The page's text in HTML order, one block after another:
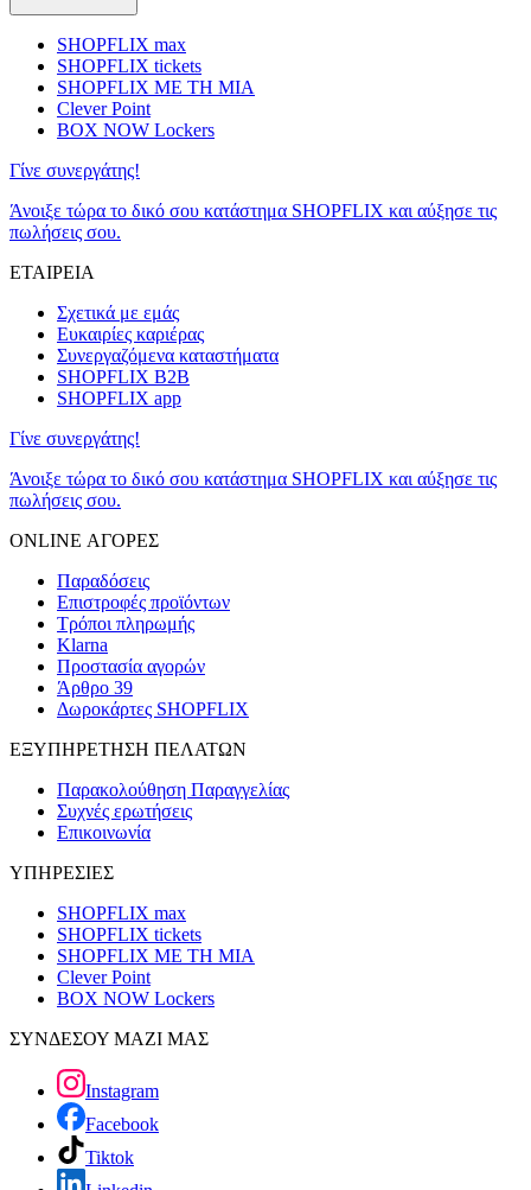
SHOPFLIX max
SHOPFLIX tickets
SHOPFLIX ΜΕ ΤΗ ΜΙΑ
Clever Point
BOX NOW Lockers
Γίνε συνεργάτης!
Άνοιξε τώρα το δικό σου κατάστημα SHOPFLIX και αύξησε τις
πωλήσεις σου.
ΕΤΑΙΡΕΙΑ
Σχετικά με εμάς
Ευκαιρίες καριέρας
Συνεργαζόμενα καταστήματα
SHOPFLIX B2B
SHOPFLIX app
Γίνε συνεργάτης!
Άνοιξε τώρα το δικό σου κατάστημα SHOPFLIX και αύξησε τις
πωλήσεις σου.
ONLINE ΑΓΟΡΕΣ
Παραδόσεις
Επιστροφές προϊόντων
Τρόποι πληρωμής
Klarna
Προστασία αγορών
Άρθρο 39
Δωροκάρτες SHOPFLIX
ΕΞΥΠΗΡΕΤΗΣΗ ΠΕΛΑΤΩΝ
Παρακολούθηση Παραγγελίας
Συχνές ερωτήσεις
Επικοινωνία
ΥΠΗΡΕΣΙΕΣ
SHOPFLIX max
SHOPFLIX tickets
SHOPFLIX ΜΕ ΤΗ ΜΙΑ
Clever Point
BOX NOW Lockers
ΣΥΝΔΕΣΟΥ ΜΑΖΙ ΜΑΣ
Instagram
Facebook
Tiktok